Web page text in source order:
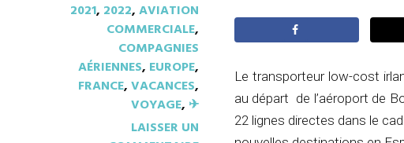
2021, 2022,AVIATION
COMMERCIALE,
COMPAGNIES
AÉRIENNES, EUROPE,
FRANCE,VACANCES,
VOYAGE, ✈︎
LAISSER UN
Le transporteur low-cost
au départ de l’aéroport de
22 lignes directes dans le